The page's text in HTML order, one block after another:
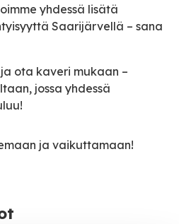
yhdessä lisätä
Saarijärvellä – sana
ota kaveri mukaan –
jossa yhdessä
ja vaikuttamaan!